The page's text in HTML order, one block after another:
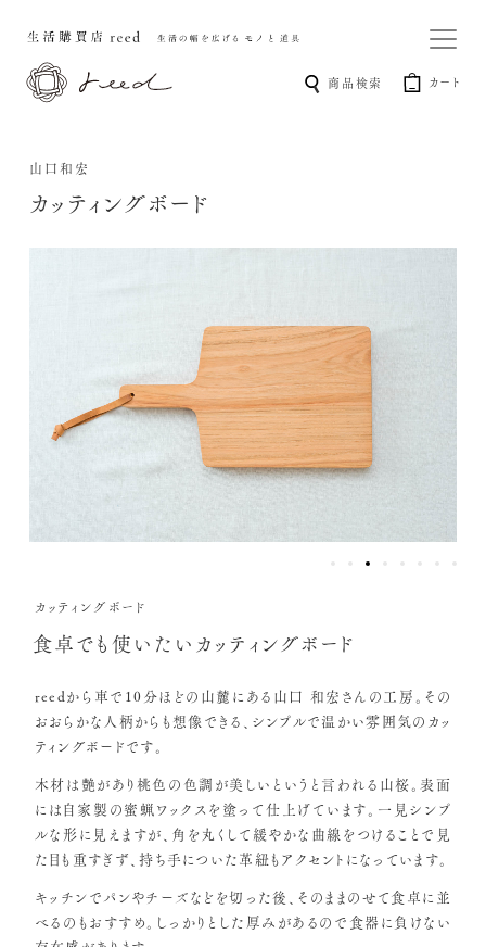
商品検索 カート
山口和宏
カッティングボード
カッティングボード
食卓でも使いたいカッティングボード
reedから車で10分ほどの山麓にある山口 和宏さんの工房。その
おおらかな人柄からも想像できる、シンプルで温かい雰囲気のカッ
ティングボードです。
木材は艶があり桃色の色調が美しいというと言われる山桜。表面
には自家製の蜜蝋ワックスを塗って仕上げています。一見シンプ
ルな形に見えますが、角を丸くして緩やかな曲線をつけることで見
た目も重すぎず、持ち手についた革紐もアクセントになっています。
キッチンでパンやチーズなどを切った後、そのままのせて食卓に並
べるのもおすすめ。しっかりとした厚みがあるので食器に負けない